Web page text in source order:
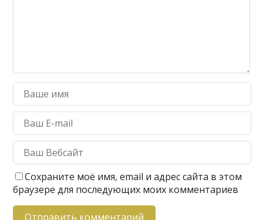
Сохраните моё имя, email и адрес сайта в этом
браузере для последующих моих комментариев